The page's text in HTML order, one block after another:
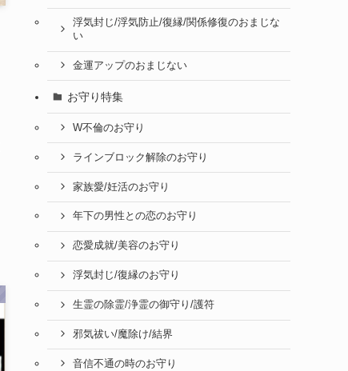
浮気封じ/浮気防止/復縁/関係修復のおまじな
い
金運アップのおまじない
お守り特集
W不倫のお守り
ラインブロック解除のお守り
家族愛/妊活のお守り
年下の男性との恋のお守り
恋愛成就/美容のお守り
浮気封じ/復縁のお守り
生霊の除霊/浄霊の御守り/護符
邪気祓い/魔除け/結界
音信不通の時のお守り